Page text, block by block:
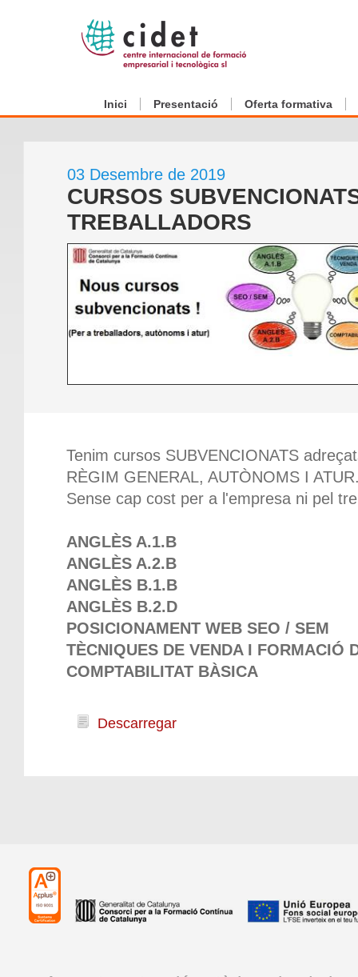
Inici Presentació Oferta formativa
03 Desembre de 2019
CURSOS
TREBALLADORS
Tenim cursos SUBVENCIONATS
RÈGIM GENERAL, AUTÒNOMS I
Sense cap cost per a l'empresa ni pel
ANGLÈS A.1.B
ANGLÈS A.2.B
ANGLÈS B.1.B
ANGLÈS B.2.D
POSICIONAMENT WEB SEO / SEM
TÈCNIQUES DE VENDA I FORMACIÓ
COMPTABILITAT BÀSICA
Descarregar